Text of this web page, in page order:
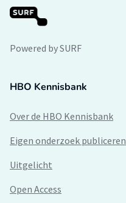
Powered by SURF
HBO Kennisbank
Over de HBO Kennisbank
Eigen onderzoek publiceren
Uitgelicht
Open Access